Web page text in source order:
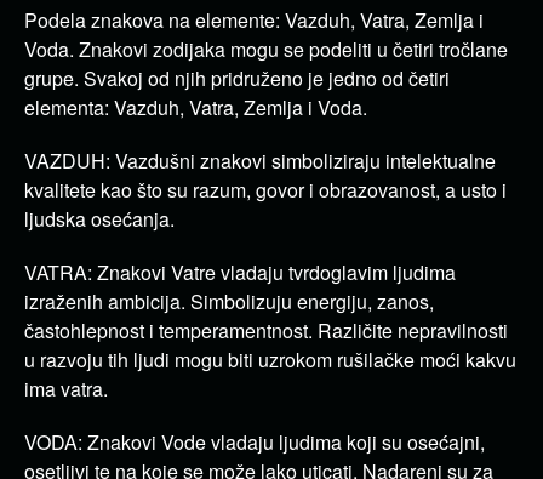
Podela znakova na elemente: Vazduh, Vatra, Zemlja i
Voda. Znakovi zodijaka mogu se podeliti u četiri tročlane
grupe. Svakoj od njih pridruženo je jedno od četiri
elementa: Vazduh, Vatra, Zemlja i Voda.
VAZDUH: Vazdušni znakovi simboliziraju intelektualne
kvalitete kao što su razum, govor i obrazovanost, a usto i
ljudska osećanja.
VATRA: Znakovi Vatre vladaju tvrdoglavim ljudima
izraženih ambicija. Simbolizuju energiju, zanos,
častohlepnost i temperamentnost. Različite nepravilnosti
u razvoju tih ljudi mogu biti uzrokom rušilačke moći kakvu
ima vatra.
VODA: Znakovi Vode vladaju ljudima koji su osećajni,
osetljivi te na koje se može lako uticati. Nadareni su za